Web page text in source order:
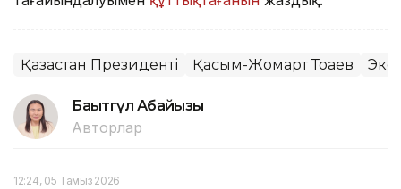
Қазақстан Президенті Қасым-Жомарт Тоқаев
Бақытгүл Абайқызы
Авторлар
12:24, 05 Тамыз 2026